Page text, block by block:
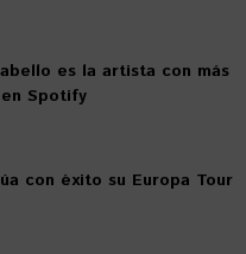
es la artista con más
Spotify
con éxito su Europa Tour